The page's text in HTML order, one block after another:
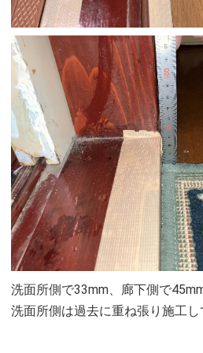
洗面所側で33mm、廊下側で
洗面所側は過去に重ね張り施工し